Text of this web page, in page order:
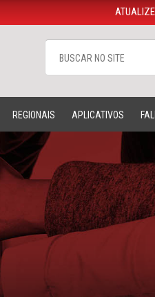
REGIONAIS APLICATIVOS